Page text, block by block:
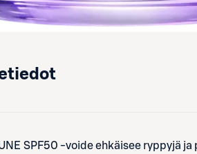
SPF50 -voide ehkäisee ryppyjä